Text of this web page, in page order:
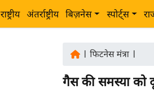
राष्ट्रीय अंतर्राष्ट्रीय बिज़नेस स्पोर्ट्स
फिटनेस मंत्रा
गैस की समस्या को